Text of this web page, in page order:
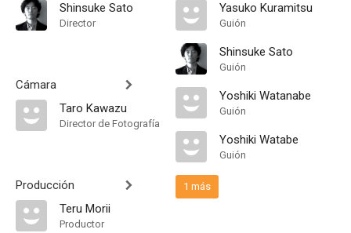
Shinsuke Sato
Director
Cámara
Taro Kawazu
Director de Fotografía
Producción
Teru Morii
Productor
Yasuko Kuramitsu
Guión
Shinsuke Sato
Guión
Yoshiki Watanabe
Guión
Yoshiki Watabe
Guión
1 más